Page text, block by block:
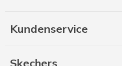
Kundenservice
Skechers